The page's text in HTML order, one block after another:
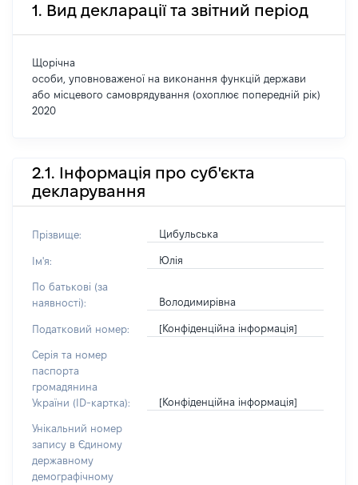
1. Вид декларації та звітний період
Щорічна
особи, уповноваженої на виконання функцій держави
або місцевого самоврядування (охоплює попередній рік)
2020
2.1. Інформація про суб'єкта
декларування
Прізвище: Цибульська
Ім'я: Юлія
По батькові (за
наявності):
Володимирівна
Податковий номер: [Конфіденційна інформація]
Серія та номер
паспорта
громадянина
України (ID-картка):
[Конфіденційна інформація]
Унікальний номер
запису в Єдиному
державному
демографічному